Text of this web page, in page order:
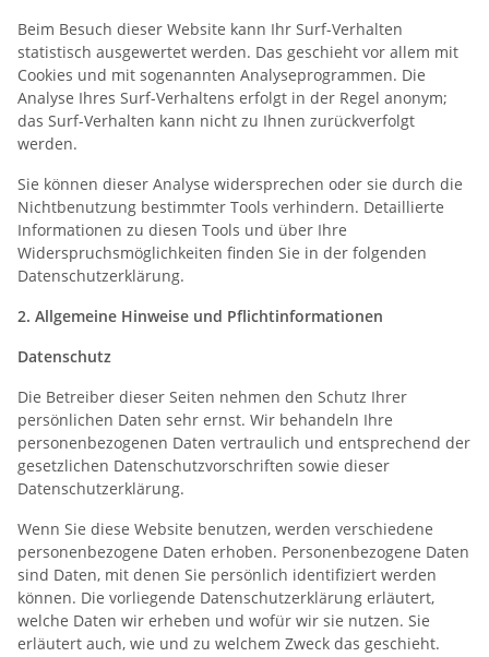
Beim Besuch dieser Website kann Ihr Surf-Verhalten
statistisch ausgewertet werden. Das geschieht vor allem mit
Cookies und mit sogenannten Analyseprogrammen. Die
Analyse Ihres Surf-Verhaltens erfolgt in der Regel anonym;
das Surf-Verhalten kann nicht zu Ihnen zurückverfolgt
werden.
Sie können dieser Analyse widersprechen oder sie durch die
Nichtbenutzung bestimmter Tools verhindern. Detaillierte
Informationen zu diesen Tools und über Ihre
Widerspruchsmöglichkeiten finden Sie in der folgenden
Datenschutzerklärung.
2. Allgemeine Hinweise und Pflichtinformationen
Datenschutz
Die Betreiber dieser Seiten nehmen den Schutz Ihrer
persönlichen Daten sehr ernst. Wir behandeln Ihre
personenbezogenen Daten vertraulich und entsprechend der
gesetzlichen Datenschutzvorschriften sowie dieser
Datenschutzerklärung.
Wenn Sie diese Website benutzen, werden verschiedene
personenbezogene Daten erhoben. Personenbezogene Daten
sind Daten, mit denen Sie persönlich identifiziert werden
können. Die vorliegende Datenschutzerklärung erläutert,
welche Daten wir erheben und wofür wir sie nutzen. Sie
erläutert auch, wie und zu welchem Zweck das geschieht.